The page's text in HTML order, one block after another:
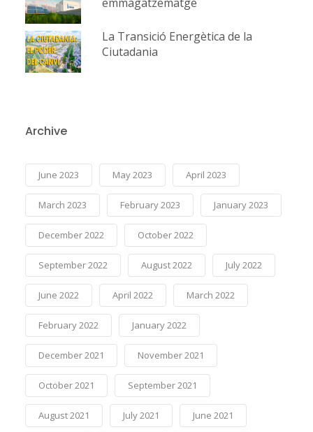
emmagatzematge
La Transició Energètica de la
Ciutadania
Archive
June 2023 May 2023 April 2023
March 2023 February 2023 January 2023
December 2022 October 2022
September 2022 August 2022 July 2022
June 2022 April 2022 March 2022
February 2022 January 2022
December 2021 November 2021
October 2021 September 2021
August 2021 July 2021 June 2021